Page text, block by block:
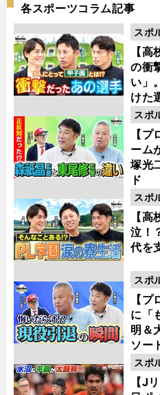
各スポーツコラム記事
【
の衝
い」
けた
スポ
動画
【
ーム
塚光
ド
スポ
動画
【
泣！
代を
スポ
動画
【
に「
明＆
ソー
スポ
動画
【J
スポ
動画